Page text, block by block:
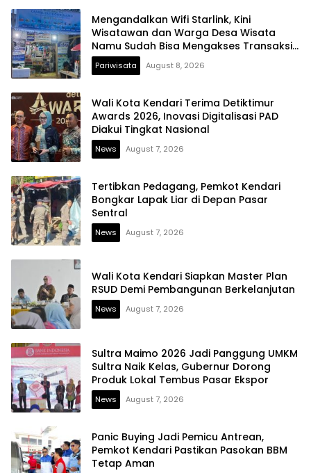
Mengandalkan Wifi Starlink, Kini
Wisatawan dan Warga Desa Wisata
Namu Sudah Bisa Mengakses Transaksi
Digital
Pariwisata August 8, 2026
Wali Kota Kendari Terima Detiktimur
Awards 2026, Inovasi Digitalisasi PAD
Diakui Tingkat Nasional
News August 7, 2026
Tertibkan Pedagang, Pemkot Kendari
Bongkar Lapak Liar di Depan Pasar
Sentral
News August 7, 2026
Wali Kota Kendari Siapkan Master Plan
RSUD Demi Pembangunan Berkelanjutan
News August 7, 2026
Sultra Maimo 2026 Jadi Panggung UMKM
Sultra Naik Kelas, Gubernur Dorong
Produk Lokal Tembus Pasar Ekspor
News August 7, 2026
Panic Buying Jadi Pemicu Antrean,
Pemkot Kendari Pastikan Pasokan BBM
Tetap Aman